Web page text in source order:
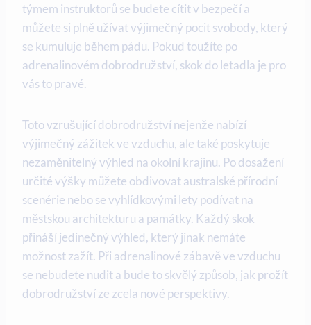
týmem instruktorů se budete cítit v bezpečí a
můžete si plně užívat výjimečný pocit svobody, který
se kumuluje během pádu. Pokud toužíte po
adrenalinovém dobrodružství, skok do letadla je pro
vás to pravé.
Toto vzrušující dobrodružství nejenže nabízí
výjimečný zážitek ve vzduchu, ale také poskytuje
nezaměnitelný výhled na okolní krajinu. Po dosažení
určité výšky můžete obdivovat australské přírodní
scenérie nebo se vyhlídkovými lety podívat na
městskou architekturu a památky. Každý skok
přináší jedinečný výhled, který jinak nemáte
možnost zažít. Při adrenalinové zábavě ve vzduchu
se nebudete nudit a bude to skvělý způsob, jak prožít
dobrodružství ze zcela nové perspektivy.